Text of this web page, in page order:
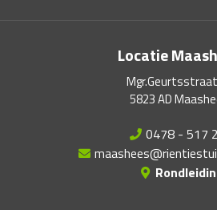
Locatie
5823 AD
0478 - 517